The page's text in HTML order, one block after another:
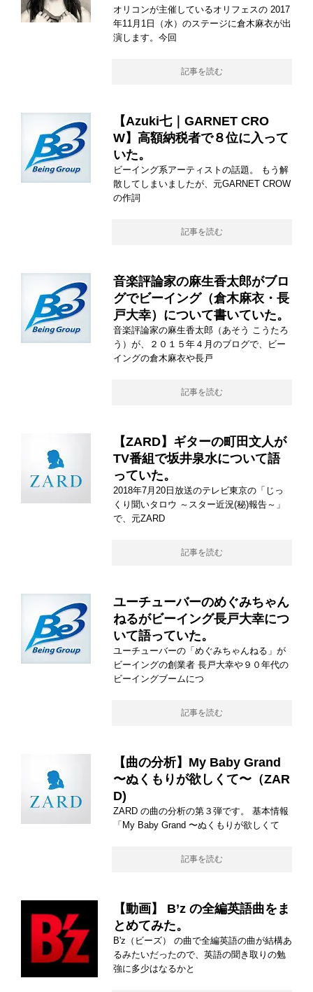
オリコンが主催しているオリフェスの 2017
年11月1日（水）のステージに倉木麻衣が出
演します。今回
記事を読む
【Azuki七｜GARNET CRO
W】高額納税者で８位に入って
いた。
ビーイング系アーティストの話題。 もう解
散してしまいましたが、元GARNET CROW
の作詞
記事を読む
音楽評論家の麻生香太郎がブロ
グでビーイング（倉木麻衣・長
戸大幸）について書いていた。
音楽評論家の麻生香太郎（あそう こうたろ
う）が、２０１５年４月のブログで、ビー
イングの倉木麻衣や長戸
記事を読む
【ZARD】ギターの町田文人が
TV番組で坂井泉水について語
っていた。
2018年7月20日放送のテレビ東京の「じっ
くり聞いタロウ ～スター近況(秘)報告～」
で、元ZARD
記事を読む
ユーチューバーのめぐみちゃん
ねるがビーイング長戸大幸につ
いて語っていた。
ユーチューバーの「めぐみちゃんねる」が
ビーイングの創業者 長戸大幸や９０年代の
ビーイングブームにつ
記事を読む
【曲の分析】My Baby Grand
〜ぬくもりが欲しくて〜（ZAR
D)
ZARD の曲の分析の第３弾です。 基本情報
「My Baby Grand 〜ぬくもりが欲しくて
記事を読む
【動画】 B’z の全編英語曲をま
とめてみた。
B'z（ビーズ） の曲で全編英語の曲が結構あ
るみたいだったので、英語の聞き取りの勉
強に多少はなるかと